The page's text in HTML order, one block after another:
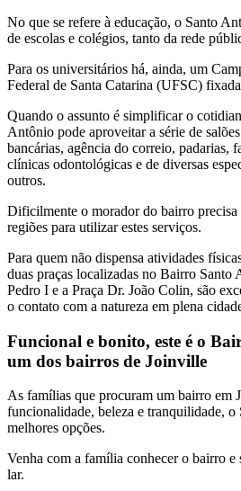
No que se refere à educação, o Santo
de escolas e colégios, tanto da rede
Para os universitários há, ainda, um
Federal de Santa Catarina (UFSC)
Quando o assunto é simplificar o
Antônio pode aproveitar a série de
bancárias, agência do correio, padarias,
clínicas odontológicas e de diversas
outros.
Dificilmente o morador do bairro precisa
regiões para utilizar estes serviços.
Para quem não dispensa atividades
duas praças localizadas no Bairro Santo
Pedro I e a Praça Dr. João Colin, são
o contato com a natureza em plena
Funcional e bonito, este é o
um dos bairros de Joinville
As famílias que procuram um bairro em
funcionalidade, beleza e tranquilidade, o
melhores opções.
Venha com a família conhecer o bairro
lar.